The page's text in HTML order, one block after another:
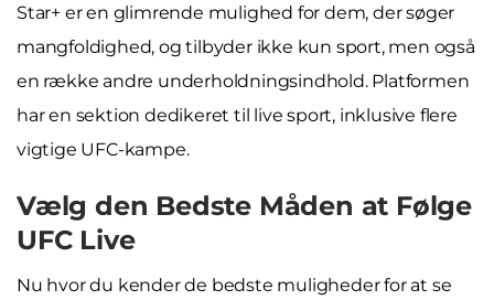
Star+ er en glimrende mulighed for dem, der søger
mangfoldighed, og tilbyder ikke kun sport, men også
en række andre underholdningsindhold. Platformen
har en sektion dedikeret til live sport, inklusive flere
vigtige UFC-kampe.
Vælg den Bedste Måden at Følge
UFC Live
Nu hvor du kender de bedste muligheder for at se